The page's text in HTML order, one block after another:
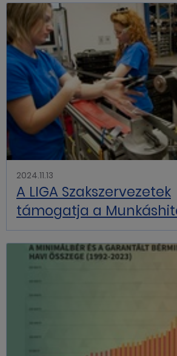
2024.11.13
A LIGA Szakszervezetek
támogatja a